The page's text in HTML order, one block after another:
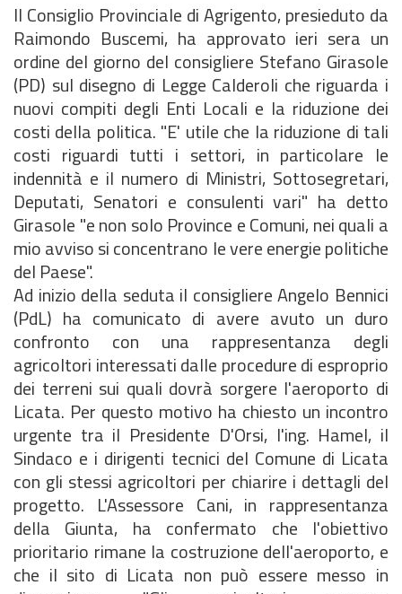
Il Consiglio Provinciale di Agrigento, presieduto da
Raimondo Buscemi, ha approvato ieri sera un
ordine del giorno del consigliere Stefano Girasole
(PD) sul disegno di Legge Calderoli che riguarda i
nuovi compiti degli Enti Locali e la riduzione dei
costi della politica. "E' utile che la riduzione di tali
costi riguardi tutti i settori, in particolare le
indennità e il numero di Ministri, Sottosegretari,
Deputati, Senatori e consulenti vari" ha detto
Girasole "e non solo Province e Comuni, nei quali a
mio avviso si concentrano le vere energie politiche
del Paese".
Ad inizio della seduta il consigliere Angelo Bennici
(PdL) ha comunicato di avere avuto un duro
confronto con una rappresentanza degli
agricoltori interessati dalle procedure di esproprio
dei terreni sui quali dovrà sorgere l'aeroporto di
Licata. Per questo motivo ha chiesto un incontro
urgente tra il Presidente D'Orsi, l'ing. Hamel, il
Sindaco e i dirigenti tecnici del Comune di Licata
con gli stessi agricoltori per chiarire i dettagli del
progetto. L'Assessore Cani, in rappresentanza
della Giunta, ha confermato che l'obiettivo
prioritario rimane la costruzione dell'aeroporto, e
che il sito di Licata non può essere messo in